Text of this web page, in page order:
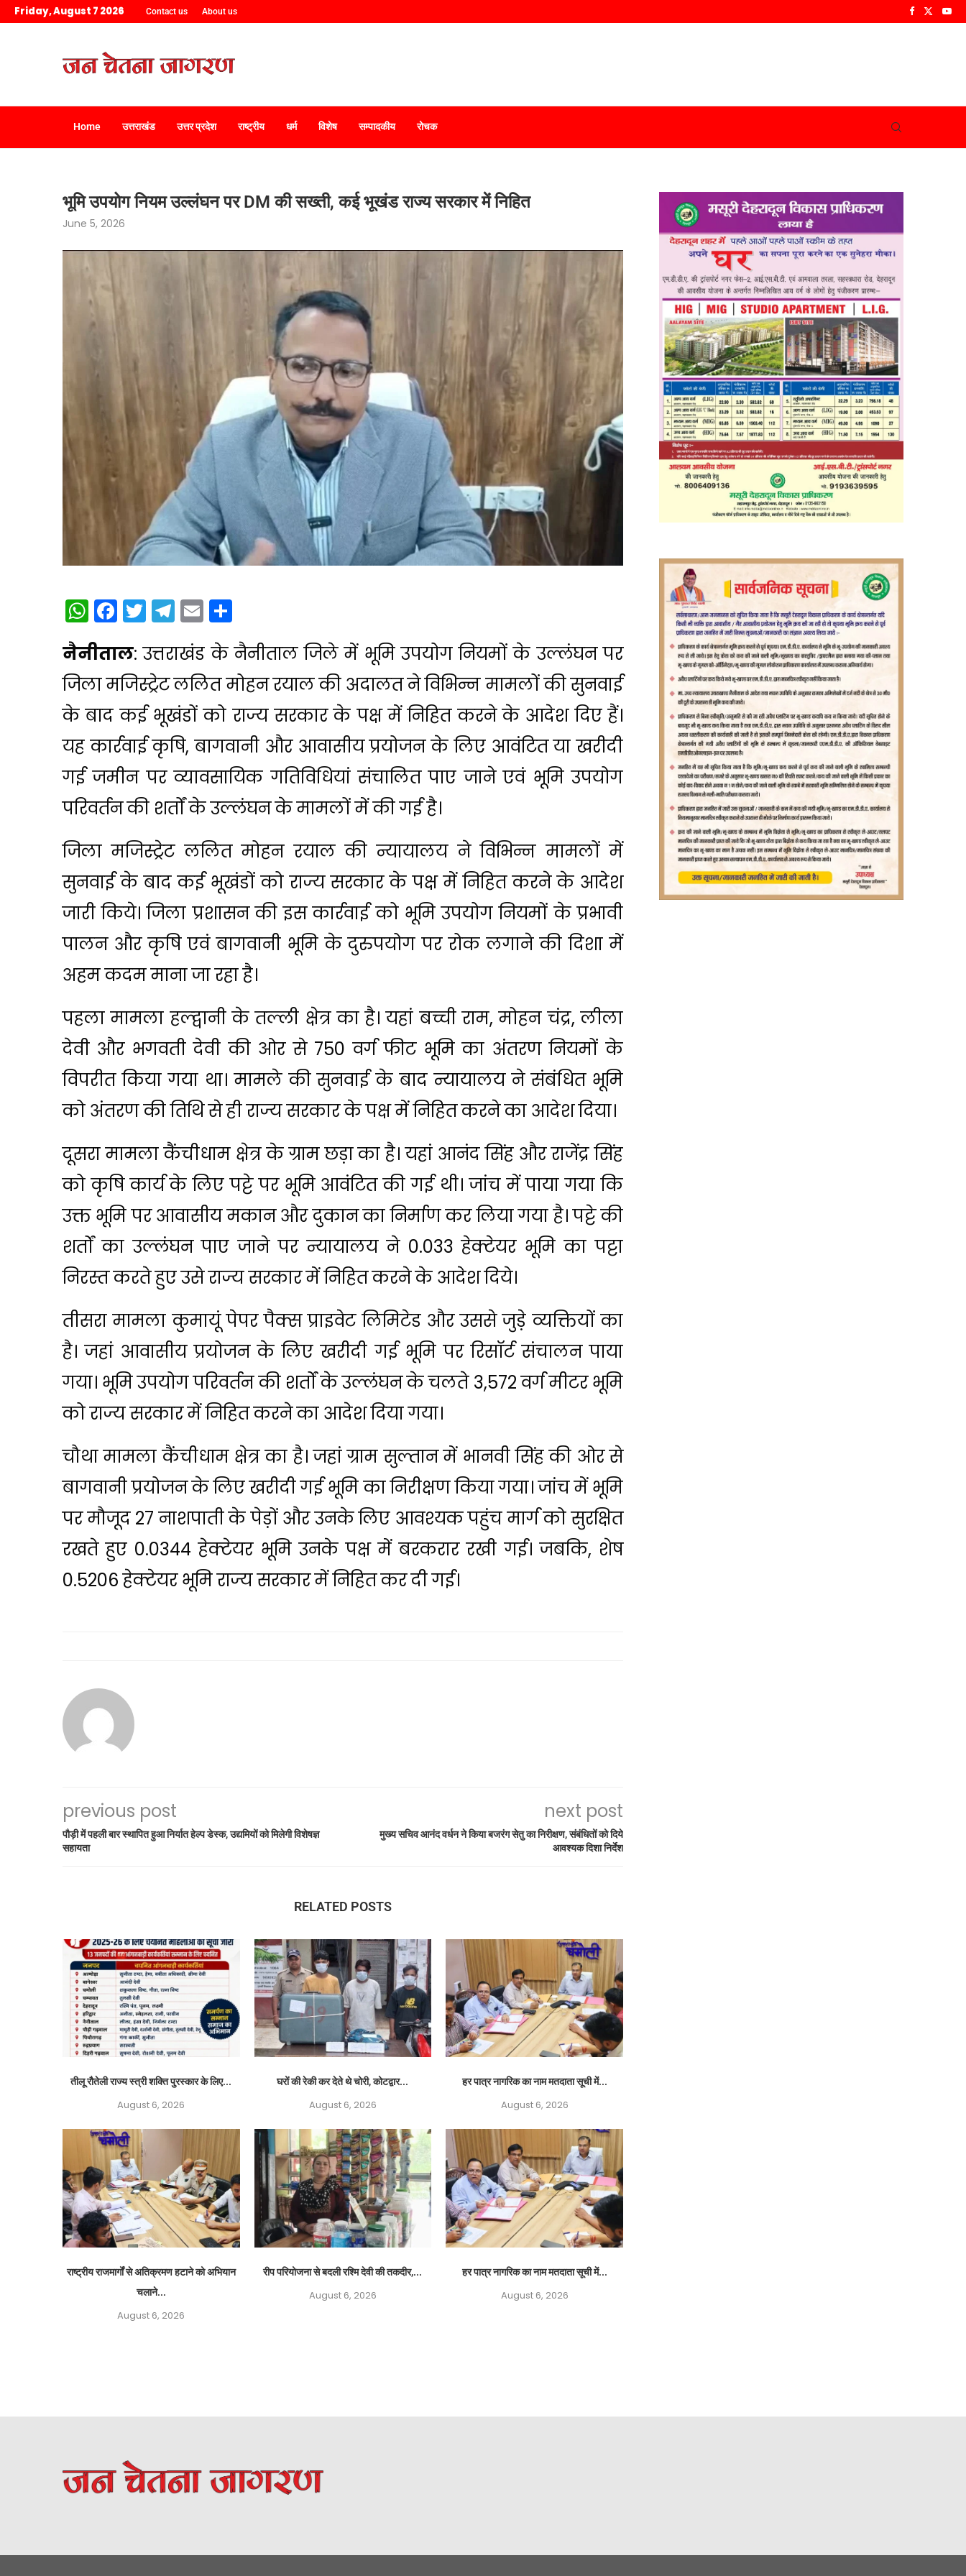
Friday, August 7 2026 Contact us About us
Home उत्तराखंड उत्तर प्रदेश राष्ट्रीय धर्म विशेष सम्पादकीय रोचक
भूमि उपयोग नियम उल्लंघन पर DM की सख्ती, कई भूखंड राज्य सरकार में निहित
June 5, 2026
WhatsApp
Facebook
Twitter
Telegram
Email
नैनीताल: उत्तराखंड के नैनीताल जिले में भूमि उपयोग नियमों के उल्लंघन पर
जिला मजिस्ट्रेट ललित मोहन रयाल की अदालत ने विभिन्न मामलों की सुनवाई
के बाद कई भूखंडों को राज्य सरकार के पक्ष में निहित करने के आदेश दिए हैं।
यह कार्रवाई कृषि, बागवानी और आवासीय प्रयोजन के लिए आवंटित या खरीदी
गई जमीन पर व्यावसायिक गतिविधियां संचालित पाए जाने एवं भूमि उपयोग
परिवर्तन की शर्तों के उल्लंघन के मामलों में की गई है।
जिला मजिस्ट्रेट ललित मोहन रयाल की न्यायालय ने विभिन्न मामलों में
सुनवाई के बाद कई भूखंडों को राज्य सरकार के पक्ष में निहित करने के आदेश
जारी किये। जिला प्रशासन की इस कार्रवाई को भूमि उपयोग नियमों के प्रभावी
पालन और कृषि एवं बागवानी भूमि के दुरुपयोग पर रोक लगाने की दिशा में
अहम कदम माना जा रहा है।
पहला मामला हल्द्वानी के तल्ली क्षेत्र का है। यहां बच्ची राम, मोहन चंद्र, लीला
देवी और भगवती देवी की ओर से 750 वर्ग फीट भूमि का अंतरण नियमों के
विपरीत किया गया था। मामले की सुनवाई के बाद न्यायालय ने संबंधित भूमि
को अंतरण की तिथि से ही राज्य सरकार के पक्ष में निहित करने का आदेश दिया।
दूसरा मामला कैंचीधाम क्षेत्र के ग्राम छड़ा का है। यहां आनंद सिंह और राजेंद्र सिंह
को कृषि कार्य के लिए पट्टे पर भूमि आवंटित की गई थी। जांच में पाया गया कि
उक्त भूमि पर आवासीय मकान और दुकान का निर्माण कर लिया गया है। पट्टे की
शर्तों का उल्लंघन पाए जाने पर न्यायालय ने 0.033 हेक्टेयर भूमि का पट्टा
निरस्त करते हुए उसे राज्य सरकार में निहित करने के आदेश दिये।
तीसरा मामला कुमायूं पेपर पैक्स प्राइवेट लिमिटेड और उससे जुड़े व्यक्तियों का
है। जहां आवासीय प्रयोजन के लिए खरीदी गई भूमि पर रिसॉर्ट संचालन पाया
गया। भूमि उपयोग परिवर्तन की शर्तों के उल्लंघन के चलते 3,572 वर्ग मीटर भूमि
को राज्य सरकार में निहित करने का आदेश दिया गया।
चौथा मामला कैंचीधाम क्षेत्र का है। जहां ग्राम सुल्तान में भानवी सिंह की ओर से
बागवानी प्रयोजन के लिए खरीदी गई भूमि का निरीक्षण किया गया। जांच में भूमि
पर मौजूद 27 नाशपाती के पेड़ों और उनके लिए आवश्यक पहुंच मार्ग को सुरक्षित
रखते हुए 0.0344 हेक्टेयर भूमि उनके पक्ष में बरकरार रखी गई। जबकि, शेष
0.5206 हेक्टेयर भूमि राज्य सरकार में निहित कर दी गई।
previous post
पौड़ी में पहली बार स्थापित हुआ निर्यात हेल्प डेस्क, उद्यमियों को मिलेगी विशेषज्ञ
सहायता
next post
मुख्य सचिव आनंद वर्धन ने किया बजरंग सेतु का निरीक्षण, संबंधितों को दिये
आवश्यक दिशा निर्देश
RELATED POSTS
तीलू रौतेली राज्य स्त्री शक्ति पुरस्कार के लिए...
August 6, 2026
घरों की रेकी कर देते थे चोरी, कोटद्वार...
August 6, 2026
हर पात्र नागरिक का नाम मतदाता सूची में...
August 6, 2026
राष्ट्रीय राजमार्गों से अतिक्रमण हटाने को अभियान
चलाने...
August 6, 2026
रीप परियोजना से बदली रश्मि देवी की तकदीर,...
August 6, 2026
हर पात्र नागरिक का नाम मतदाता सूची में...
August 6, 2026